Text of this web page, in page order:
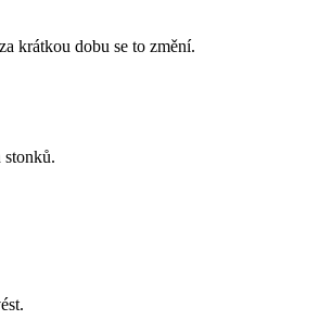
dobu se to změní.